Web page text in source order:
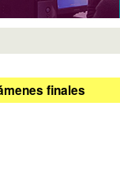
finales